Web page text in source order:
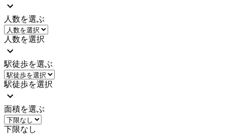
人数を選ぶ
人数を選択
駅徒歩を選ぶ
駅徒歩を選択
面積を選ぶ
下限なし